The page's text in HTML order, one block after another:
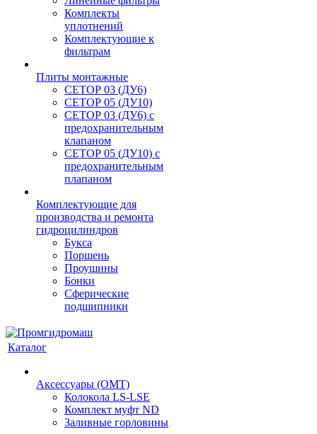
Комплекты
уплотнений
Комплектующие к
фильтрам
Плиты монтажные
CЕТОР 03 (ДУ6)
CЕТОР 05 (ДУ10)
CЕТОР 03 (ДУ6) с
предохранительным
клапаном
CЕТОР 05 (ДУ10) с
предохранительным
плапаном
Комплектующие для
производства и ремонта
гидроцилиндров
Букса
Поршень
Проушины
Бонки
Сферические
подшипники
Каталог
Аксессуары (OMT)
Колокола LS-LSE
Комплект муфт ND
Заливные горловины